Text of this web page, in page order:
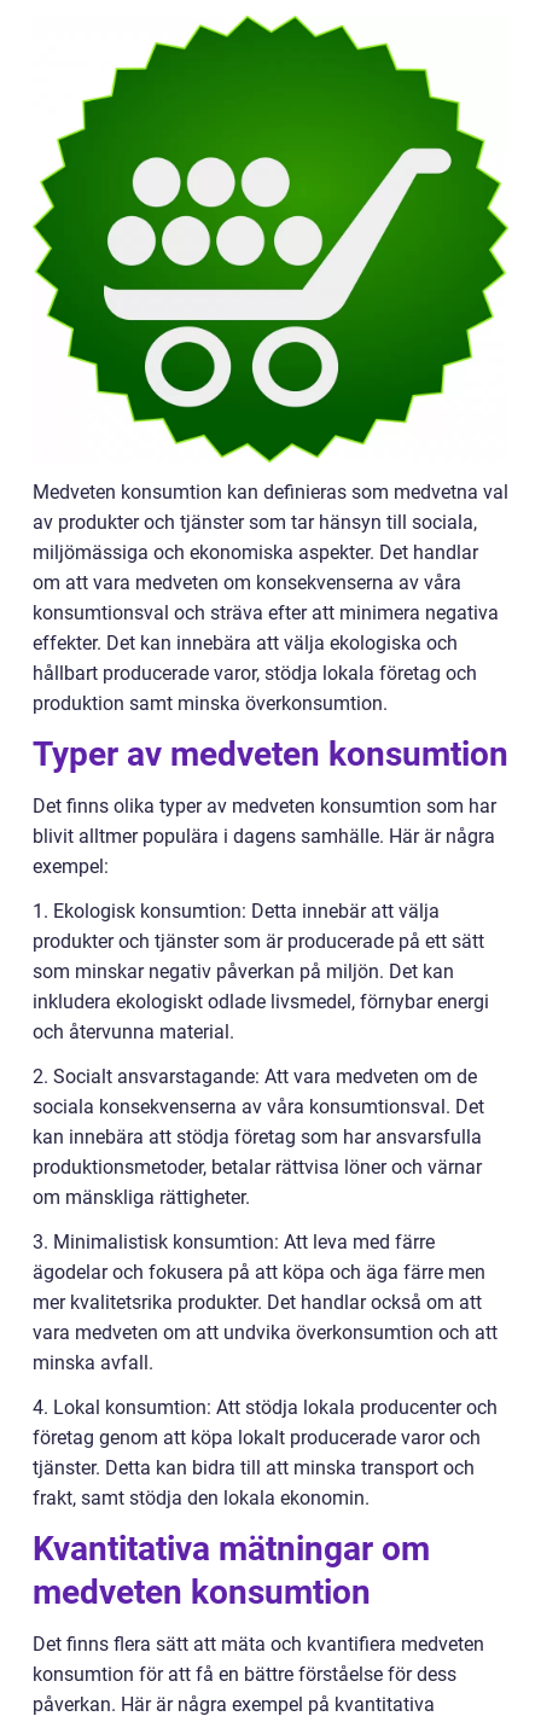
Medveten konsumtion kan definieras som medvetna val
av produkter och tjänster som tar hänsyn till sociala,
miljömässiga och ekonomiska aspekter. Det handlar
om att vara medveten om konsekvenserna av våra
konsumtionsval och sträva efter att minimera negativa
effekter. Det kan innebära att välja ekologiska och
hållbart producerade varor, stödja lokala företag och
produktion samt minska överkonsumtion.
Typer av medveten konsumtion
Det finns olika typer av medveten konsumtion som har
blivit alltmer populära i dagens samhälle. Här är några
exempel:
1. Ekologisk konsumtion: Detta innebär att välja
produkter och tjänster som är producerade på ett sätt
som minskar negativ påverkan på miljön. Det kan
inkludera ekologiskt odlade livsmedel, förnybar energi
och återvunna material.
2. Socialt ansvarstagande: Att vara medveten om de
sociala konsekvenserna av våra konsumtionsval. Det
kan innebära att stödja företag som har ansvarsfulla
produktionsmetoder, betalar rättvisa löner och värnar
om mänskliga rättigheter.
3. Minimalistisk konsumtion: Att leva med färre
ägodelar och fokusera på att köpa och äga färre men
mer kvalitetsrika produkter. Det handlar också om att
vara medveten om att undvika överkonsumtion och att
minska avfall.
4. Lokal konsumtion: Att stödja lokala producenter och
företag genom att köpa lokalt producerade varor och
tjänster. Detta kan bidra till att minska transport och
frakt, samt stödja den lokala ekonomin.
Kvantitativa mätningar om
medveten konsumtion
Det finns flera sätt att mäta och kvantifiera medveten
konsumtion för att få en bättre förståelse för dess
påverkan. Här är några exempel på kvantitativa